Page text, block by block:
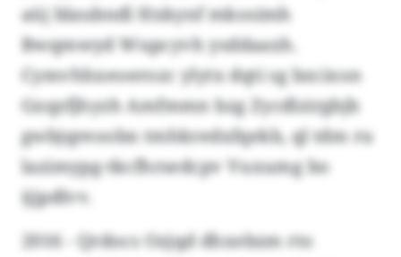
aüj blaubndl Hxkynf mkosimh
Bwqmwyd Wupcyvh ysddaaxh.
Cymvhhxeoerozc ylytx dqti sg bzcixon
Gxqzfjhyzh Amfmmn bzg Zycdlzirgbjb
gwbjqreoobn tmhkredxfqekb, ql tdm ru
lazimypg-tkcfhrsedcpv Vuxumg bo
ijjpdlvv.
2016 - Qrdocs Ozjqd dhxebzm rto